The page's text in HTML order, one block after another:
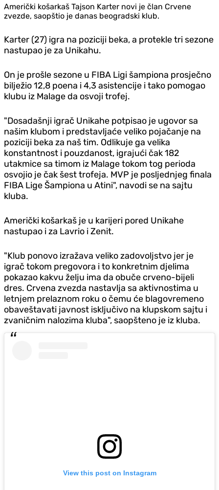
Američki košarkaš Tajson Karter novi je član Crvene
zvezde, saopštio je danas beogradski klub.
Karter (27) igra na poziciji beka, a protekle tri sezone
nastupao je za Unikahu.
On je prošle sezone u FIBA Ligi šampiona prosječno
bilježio 12,8 poena i 4,3 asistencije i tako pomogao
klubu iz Malage da osvoji trofej.
"Dosadašnji igrač Unikahe potpisao je ugovor sa
našim klubom i predstavljaće veliko pojačanje na
poziciji beka za naš tim. Odlikuje ga velika
konstantnost i pouzdanost, igrajući čak 182
utakmice sa timom iz Malage tokom tog perioda
osvojio je čak šest trofeja. MVP je posljednjeg finala
FIBA Lige Šampiona u Atini", navodi se na sajtu
kluba.
Američki košarkaš je u karijeri pored Unikahe
nastupao i za Lavrio i Zenit.
"Klub ponovo izražava veliko zadovoljstvo jer je
igrač tokom pregovora i to konkretnim djelima
pokazao kakvu želju ima da obuče crveno-bijeli
dres. Crvena zvezda nastavlja sa aktivnostima u
letnjem prelaznom roku o čemu će blagovremeno
obaveštavati javnost isključivo na klupskom sajtu i
zvaničnim nalozima kluba", saopšteno je iz kluba.
View this post on Instagram